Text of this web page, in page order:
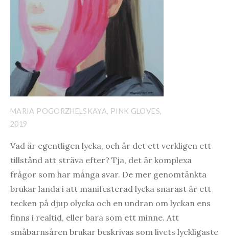
MARIA POGORZHELSKAYA, PINK GLOVES,
2019
Vad är egentligen lycka, och är det ett verkligen ett
tillstånd att sträva efter? Tja, det är komplexa
frågor som har många svar. De mer genomtänkta
brukar landa i att manifesterad lycka snarast är ett
tecken på djup olycka och en undran om lyckan ens
finns i realtid, eller bara som ett minne. Att
småbarnsåren brukar beskrivas som livets lyckligaste